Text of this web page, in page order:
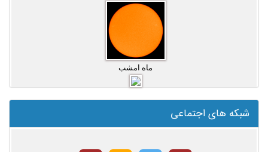
ماه امشب
شبکه های اجتماعی